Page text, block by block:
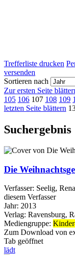
Trefferliste drucken
versenden
Sortieren nach
Zur ersten Seite
105 106 107 108 109
letzten Seite blättern
Suchergebnis
Die
Verfasser: Seelig,
diesem Verfasser
Jahr: 2013
Verlag: Ravensburg,
Mediengruppe:
Zum Download von
Tab geöffnet
lädt